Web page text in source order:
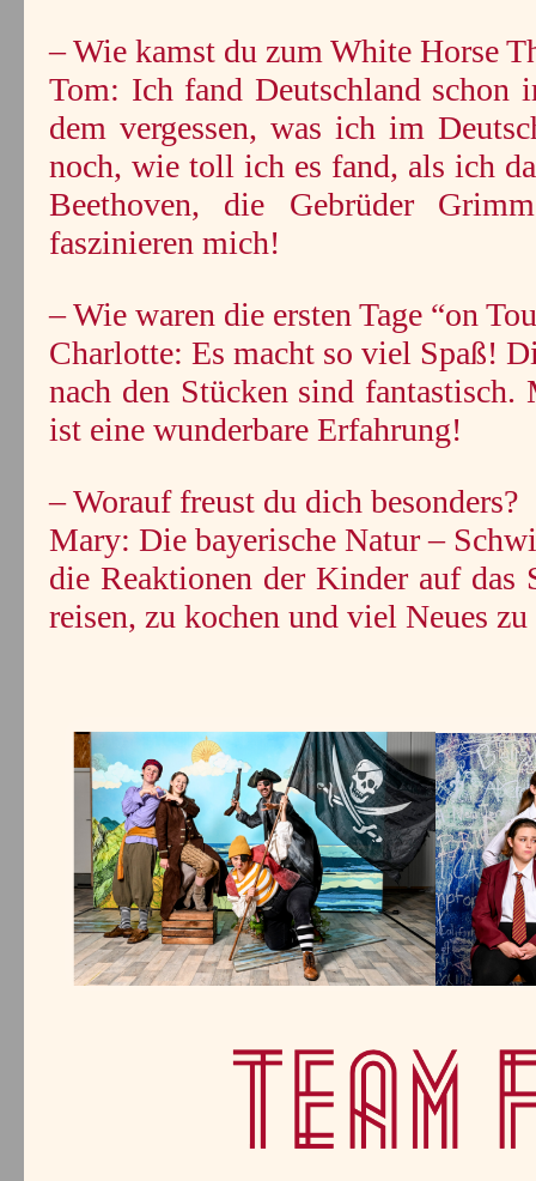
– Wie kamst du zum White Horse
Tom: Ich fand Deutschland
dem vergessen, was ich im
noch, wie toll ich es fand, als ich
Beethoven, die Gebrüder
faszinieren mich!
– Wie waren die ersten Tage “on
Charlotte: Es macht so viel Spaß!
nach den Stücken sind fantastisch.
ist eine wunderbare Erfahrung!
– Worauf freust du dich besonders?
Mary: Die bayerische Natur –
die Reaktionen der Kinder auf das
reisen, zu kochen und viel Neues zu